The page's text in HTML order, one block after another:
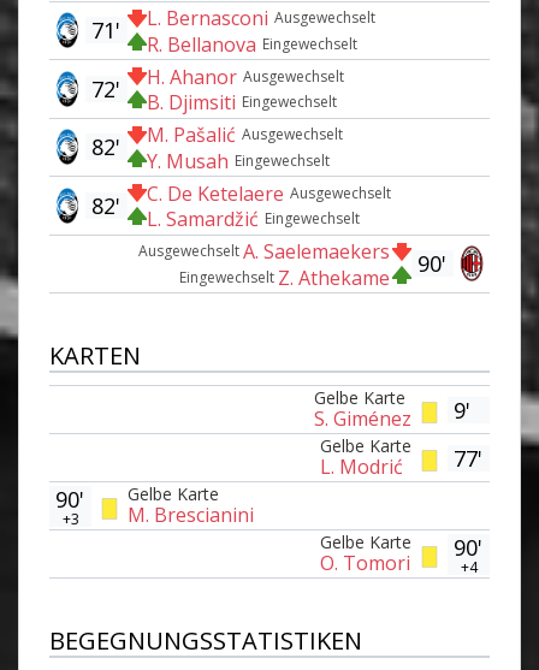
Ausgewechselt
L. Bernasconi
Eingewechselt
R. Bellanova
71'
Ausgewechselt
H. Ahanor
Eingewechselt
B. Djimsiti
72'
Ausgewechselt
M. Pašalić
Eingewechselt
Y. Musah
82'
Ausgewechselt
C. De Ketelaere
Eingewechselt
L. Samardžić
82'
90'
AusgewechseltA. Saelemaekers
Eingewechselt Z. Athekame
KARTEN
9'
Gelbe Karte
S. Giménez
77'
Gelbe Karte
L. Modrić
Gelbe Karte
M. Brescianini
90'
+3
90'
+4
Gelbe Karte
O. Tomori
BEGEGNUNGSSTATISTIKEN